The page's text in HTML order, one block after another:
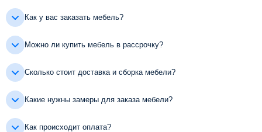
Как у вас заказать мебель?
Можно ли купить мебель в рассрочку?
Сколько стоит доставка и сборка мебели?
Какие нужны замеры для заказа мебели?
Как происходит оплата?